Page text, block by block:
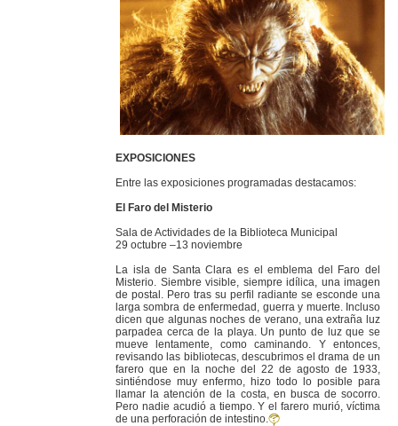
EXPOSICIONES
Entre las exposiciones programadas destacamos:
El Faro del Misterio
Sala de Actividades de la Biblioteca Municipal
29 octubre –13 noviembre
La isla de Santa Clara es el emblema del Faro del
Misterio. Siembre visible, siempre idílica, una imagen
de postal. Pero tras su perfil radiante se esconde una
larga sombra de enfermedad, guerra y muerte. Incluso
dicen que algunas noches de verano, una extraña luz
parpadea cerca de la playa. Un punto de luz que se
mueve lentamente, como caminando. Y entonces,
revisando las bibliotecas, descubrimos el drama de un
farero que en la noche del 22 de agosto de 1933,
sintiéndose muy enfermo, hizo todo lo posible para
llamar la atención de la costa, en busca de socorro.
Pero nadie acudió a tiempo. Y el farero murió, víctima
de una perforación de intestino.